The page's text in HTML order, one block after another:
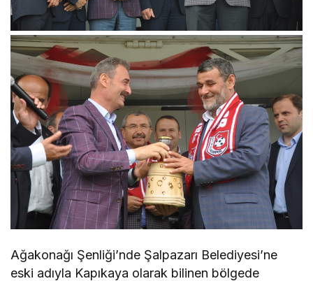
Ağakonağı Şenliği’nde Şalpazarı Belediyesi’ne
eski adıyla Kapıkaya olarak bilinen bölgede